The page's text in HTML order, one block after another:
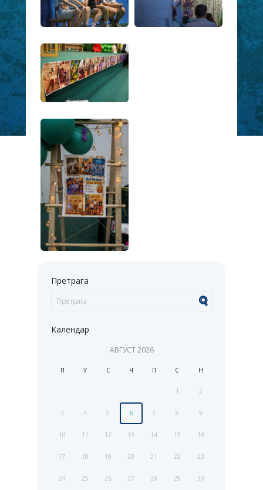
Претрага
Календар
АВГУСТ2026
П У С Ч П С Н
1 2
3 4 5 6 7 8 9
10 11 12 13 14 15 16
17 18 19 20 21 22 23
24 25 26 27 28 29 30